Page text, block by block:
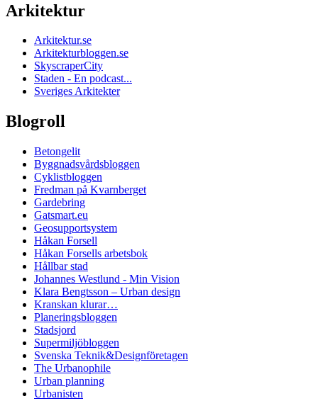
Arkitektur
Arkitektur.se
Arkitekturbloggen.se
SkyscraperCity
Staden - En podcast...
Sveriges Arkitekter
Blogroll
Betongelit
Byggnadsvårdsbloggen
Cyklistbloggen
Fredman på Kvarnberget
Gardebring
Gatsmart.eu
Geosupportsystem
Håkan Forsell
Håkan Forsells arbetsbok
Hållbar stad
Johannes Westlund - Min Vision
Klara Bengtsson – Urban design
Kranskan klurar…
Planeringsbloggen
Stadsjord
Supermiljöbloggen
Svenska Teknik&Designföretagen
The Urbanophile
Urban planning
Urbanisten